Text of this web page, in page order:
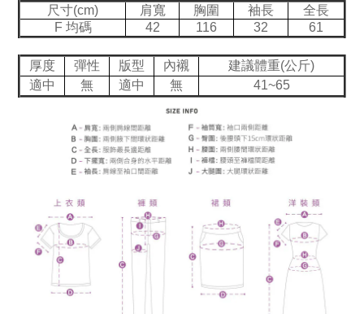
尺寸(cm) 肩寬 胸圍 袖長
全長
F 均碼
42 116 32 61
厚度 彈性 版型 內襯
建議體重(公斤)
適中
無 適中 無 41~65